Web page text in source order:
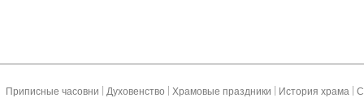
Приписные часовни Духовенство Храмовые праздники История храма